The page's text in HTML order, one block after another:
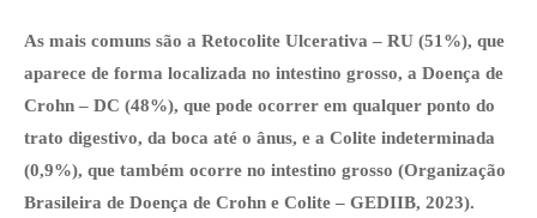
As mais comuns são a Retocolite Ulcerativa – RU (51%), que
aparece de forma localizada no intestino grosso, a Doença de
Crohn – DC (48%), que pode ocorrer em qualquer ponto do
trato digestivo, da boca até o ânus, e a Colite indeterminada
(0,9%), que também ocorre no intestino grosso (Organização
Brasileira de Doença de Crohn e Colite – GEDIIB, 2023).